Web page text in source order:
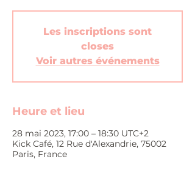
Les inscriptions sont
closes
Voir autres événements
Heure et lieu
28 mai 2023, 17:00 – 18:30 UTC+2
Kick Café, 12 Rue d'Alexandrie, 75002
Paris, France